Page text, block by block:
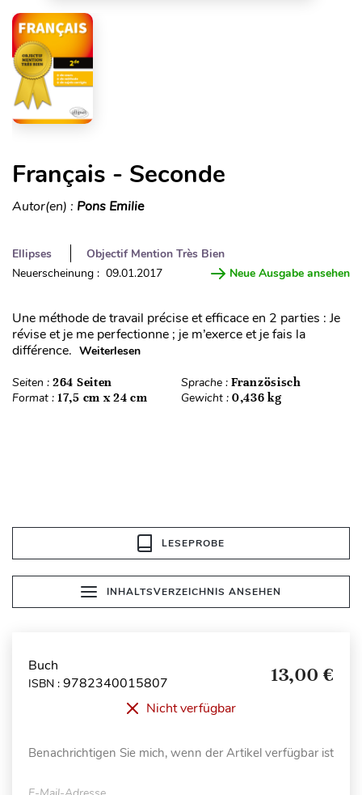
Français - Seconde
Autor(en) : Pons Emilie
Ellipses
Objectif Mention Très Bien
Neuerscheinung : 09.01.2017
Neue Ausgabe ansehen
Une méthode de travail précise et efficace en 2 parties : Je
révise et je me perfectionne ; je m’exerce et je fais la
différence. Weiterlesen
Seiten : 264 Seiten Sprache : Französisch
Format : 17,5 cm x 24 cm Gewicht : 0,436 kg
LESEPROBE
INHALTSVERZEICHNIS ANSEHEN
Buch
ISBN : 9782340015807 13,00 €
Nicht verfügbar
Benachrichtigen Sie mich, wenn der Artikel verfügbar ist